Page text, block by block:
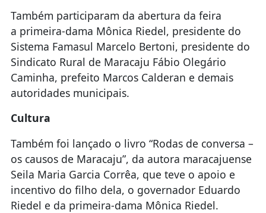
Também participaram da abertura da feira
a primeira-dama Mônica Riedel, presidente do
Sistema Famasul Marcelo Bertoni, presidente do
Sindicato Rural de Maracaju Fábio Olegário
Caminha, prefeito Marcos Calderan e demais
autoridades municipais.
Cultura
Também foi lançado o livro “Rodas de conversa –
os causos de Maracaju”, da autora maracajuense
Seila Maria Garcia Corrêa, que teve o apoio e
incentivo do filho dela, o governador Eduardo
Riedel e da primeira-dama Mônica Riedel.